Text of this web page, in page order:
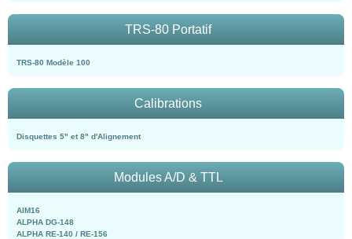
TRS-80 Portatif
TRS-80 Modèle 100
Calibrations
Disquettes 5" et 8" d'Alignement
Modules A/D & TTL
AIM16
ALPHA DG-148
ALPHA RE-140 / RE-156